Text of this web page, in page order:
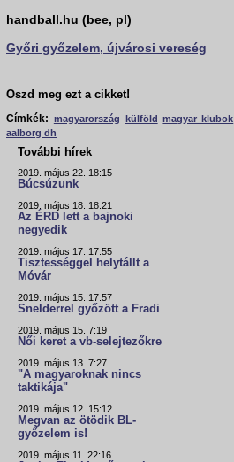
handball.hu (bee, pl)
Győri győzelem, újvárosi vereség
Oszd meg ezt a cikket!
Címkék: magyarország külföld magyar klubok
aalborg dh
További hírek
2019. május 22. 18:15
Búcsúzunk
2019. május 18. 18:21
Az ÉRD lett a bajnoki
negyedik
2019. május 17. 17:55
Tisztességgel helytállt a
Móvár
2019. május 15. 17:57
Snelderrel győzött a Fradi
2019. május 15. 7:19
Női keret a vb-selejtezőkre
2019. május 13. 7:27
"A magyaroknak nincs
taktikája"
2019. május 12. 15:12
Megvan az ötödik BL-
győzelem is!
2019. május 11. 22:16